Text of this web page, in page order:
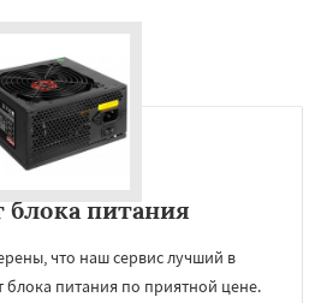
блока питания
что наш сервис лучший в
блока питания по приятной цене.